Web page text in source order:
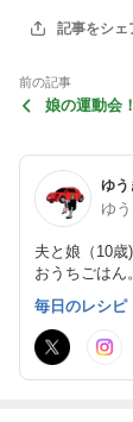
記事をシェ
前の記事
娘の運動会！
ゆう
ゆう
夫と娘（10
おうちごはん
肉おかず、
毎日のレシピ